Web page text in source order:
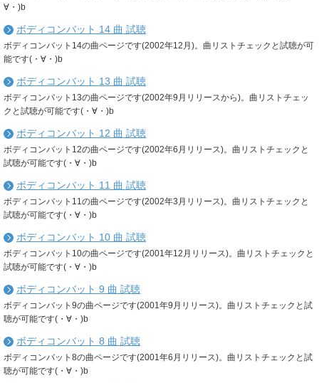
∀・)b
ボディコンバット 14 曲 試聴
ボディコンバット14の曲ページです(2002年12月)。曲リストチェックと試聴が可
能です(・∀・)b
ボディコンバット 13 曲 試聴
ボディコンバット13の曲ページです(2002年9月リリースから)。曲リストチェッ
クと試聴が可能です(・∀・)b
ボディコンバット 12 曲 試聴
ボディコンバット12の曲ページです(2002年6月リリース)。曲リストチェックと
試聴が可能です(・∀・)b
ボディコンバット 11 曲 試聴
ボディコンバット11の曲ページです(2002年3月リリース)。曲リストチェックと
試聴が可能です(・∀・)b
ボディコンバット 10 曲 試聴
ボディコンバット10の曲ページです(2001年12月リリース)。曲リストチェックと
試聴が可能です(・∀・)b
ボディコンバット 9 曲 試聴
ボディコンバット9の曲ページです(2001年9月リリース)。曲リストチェックと試
聴が可能です(・∀・)b
ボディコンバット 8 曲 試聴
ボディコンバット8の曲ページです(2001年6月リリース)。曲リストチェックと試
聴が可能です(・∀・)b